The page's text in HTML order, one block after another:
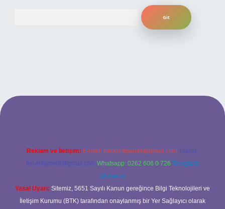
Reklam ve İletişim: E-mail: backlinkpaneli@gmail.com Teams:
forumhizmeti@gmail.com Whatsapp: 0262 606 0 726 Telegram:
@karabul
Yasal Uyarı: Sitemiz, 5651 Sayılı Kanun gereğince Bilgi Teknolojileri ve
İletişim Kurumu (BTK) tarafından onaylanmış bir Yer Sağlayıcı olarak